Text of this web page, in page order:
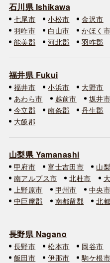
石川県 Ishikawa
七尾市 小松市 金沢市
羽咋市
白山市 かほく市
能美郡
河北郡 羽咋郡
福井県 Fukui
福井市 小浜市 大野市
あわら市
越前市 坂井市
今立郡
南条郡 丹生郡
大飯郡
山梨県 Yamanashi
甲府市 富士吉田市 山
南アルプス市
北杜市
上野原市
甲州市 中央市
中巨摩郡
南都留郡 北
長野県 Nagano
長野市 松本市 岡谷市
飯田市
伊那市 駒ケ根市